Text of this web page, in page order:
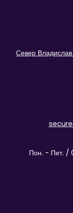
Север
Пон. - Пет. /